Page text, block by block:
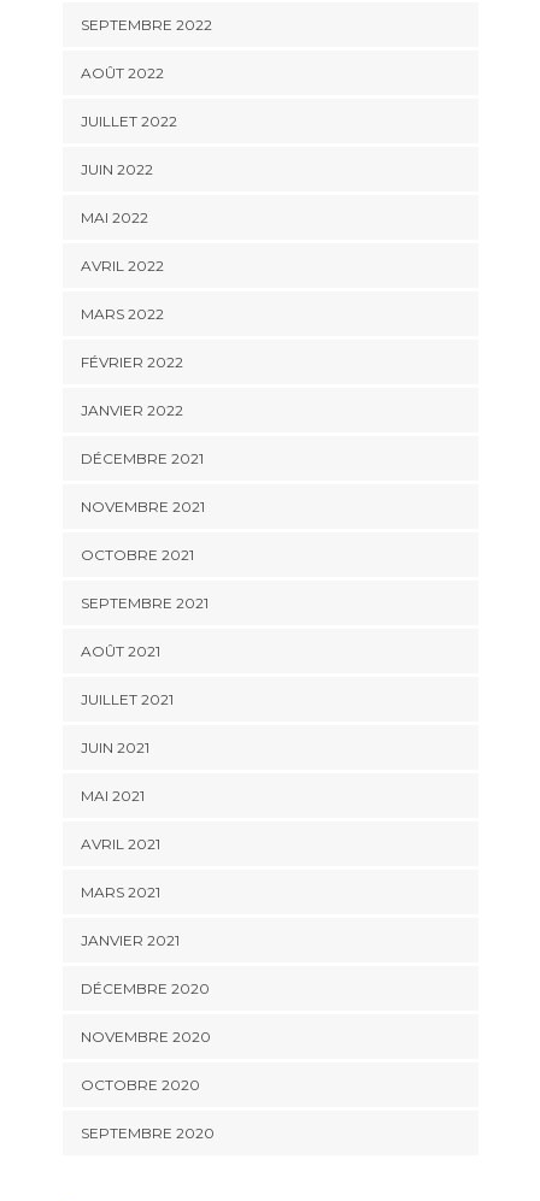
SEPTEMBRE 2022
AOÛT 2022
JUILLET 2022
JUIN 2022
MAI 2022
AVRIL 2022
MARS 2022
FÉVRIER 2022
JANVIER 2022
DÉCEMBRE 2021
NOVEMBRE 2021
OCTOBRE 2021
SEPTEMBRE 2021
AOÛT 2021
JUILLET 2021
JUIN 2021
MAI 2021
AVRIL 2021
MARS 2021
JANVIER 2021
DÉCEMBRE 2020
NOVEMBRE 2020
OCTOBRE 2020
SEPTEMBRE 2020